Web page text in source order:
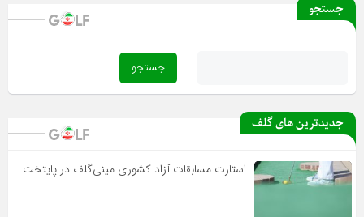
جستجو
جدیدترین های گلف
استارت مسابقات آزاد کشوری مینی‌گلف در پایتخت